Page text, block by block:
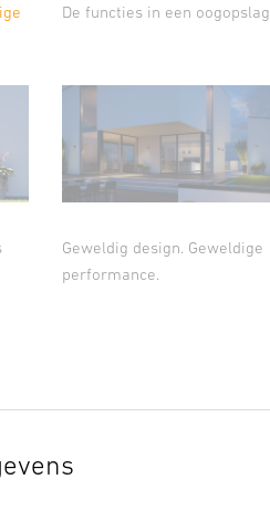
De functies in een oogopslag
Geweldig design. Geweldige
performance.